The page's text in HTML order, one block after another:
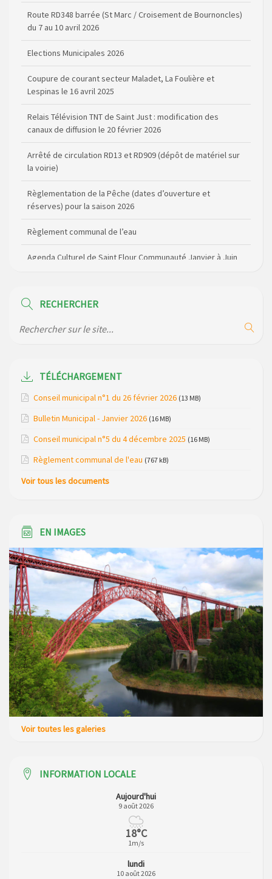
Elections Municipales 2026
Coupure de courant secteur Maladet, La Foulière et
Lespinas le 16 avril 2025
Relais Télévision TNT de Saint Just : modification des
canaux de diffusion le 20 février 2026
Arrêté de circulation RD13 et RD909 (dépôt de matériel sur
Règlementation de la Pêche (dates d’ouverture et
réserves) pour la saison 2026
Règlement communal de l’eau
Agenda Culturel de Saint Flour Communauté Janvier à Juin
Horaire des bus scolaires passant sur la commune
du mois de avril 2026
Réunion d’installation du nouveau conseil municipal à
Loubaresse le vendredi 20 mars 2026
2026
RECHERCHER
TÉLÉCHARGEMENT
Conseil municipal n°1 du 26 février 2026 (13 MB)
Bulletin Municipal - Janvier 2026 (16 MB)
Conseil municipal n°5 du 4 décembre 2025 (16 MB)
Règlement communal de l'eau (767 kB)
Voir tous les documents
EN IMAGES
Voir toutes les galeries
INFORMATION LOCALE
Aujourd'hui
9 août 2026
18°C
1m/s
lundi
10 août 2026